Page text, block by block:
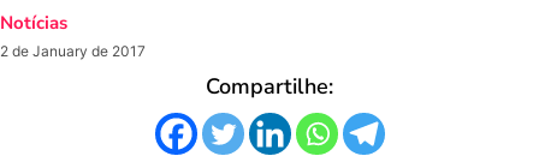
Notícias
2 de January de 2017
Compartilhe: